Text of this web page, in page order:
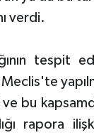
verdi.
tespit
bu
rapora